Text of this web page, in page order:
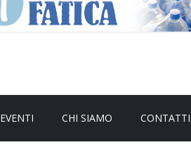
EVENTI CHI SIAMO CONTATTI